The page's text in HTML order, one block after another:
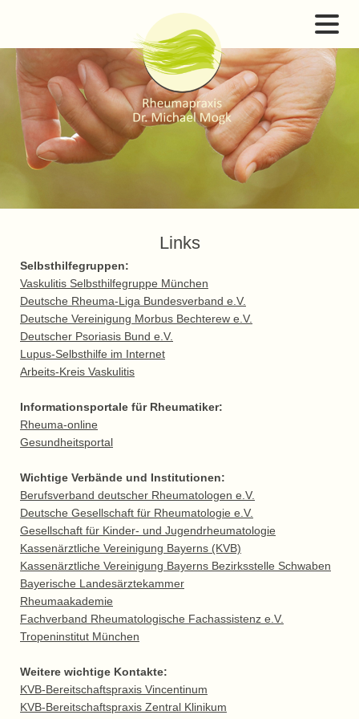
Links
Selbsthilfegruppen:
Vaskulitis Selbsthilfegruppe München
Deutsche Rheuma-Liga Bundesverband e.V.
Deutsche Vereinigung Morbus Bechterew e.V.
Deutscher Psoriasis Bund e.V.
Lupus-Selbsthilfe im Internet
Arbeits-Kreis Vaskulitis
Informationsportale für Rheumatiker:
Rheuma-online
Gesundheitsportal
Wichtige Verbände und Institutionen:
Berufsverband deutscher Rheumatologen e.V.
Deutsche Gesellschaft für Rheumatologie e.V.
Gesellschaft für Kinder- und Jugendrheumatologie
Kassenärztliche Vereinigung Bayerns (KVB)
Kassenärztliche Vereinigung Bayerns Bezirksstelle Schwaben
Bayerische Landesärztekammer
Rheumaakademie
Fachverband Rheumatologische Fachassistenz e.V.
Tropeninstitut München
Weitere wichtige Kontakte:
KVB-Bereitschaftspraxis Vincentinum
KVB-Bereitschaftspraxis Zentral Klinikum